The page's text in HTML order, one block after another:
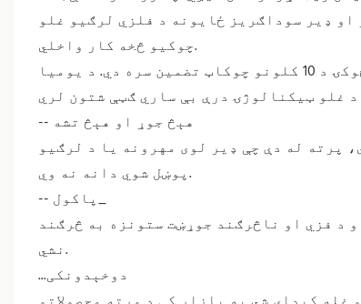
ډیر سوداګریز ځایونه د فلزي لرګیو غلو
چوکیو څخه کار واخلي.
یومیا د نړۍ یو له مخکښو فلزي لرګیو غلو چوکیو جوړونکی دی. ټولې څوکۍ د 10 کلونو چوکاټ تضمین سره دي. د یومیا
-- هېڅ جوړ او هېڅ تشه
پرته له دې چې ډیر لوی مهرونه یا د لرګیو
پوښل شوي دانه نه وي.
-- پاکول_
د فزي او ناڅرګند جوړښت ستونزه به څرګند
نشي.
...دوخېدونکی